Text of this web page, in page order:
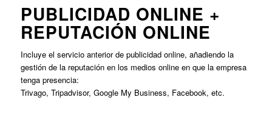
PUBLICIDAD ONLINE +
REPUTACIÓN ONLINE
Incluye el servicio anterior de publicidad online, añadiendo la
gestión de la reputación en los medios online en que la empresa
tenga presencia:
Trivago, Tripadvisor, Google My Business, Facebook, etc.